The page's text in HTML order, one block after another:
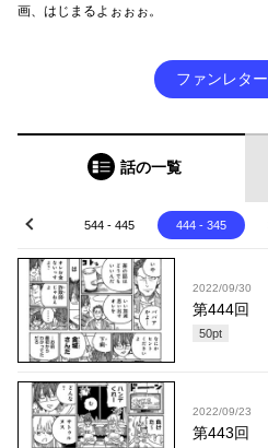
画、はじまるよぉぉぉ。
ファンレタ
話の一覧
- 545 544 - 445 444 - 345
prev
2022/09/30
第444回
50pt
2022/09/23
第443回